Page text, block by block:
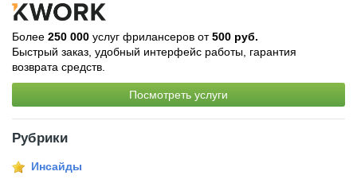
Более 250 000 услуг фрилансеров от500 руб.
Быстрый заказ, удобный интерфейс работы, гарантия
возврата средств.
Посмотреть услуги
Рубрики
Инсайды